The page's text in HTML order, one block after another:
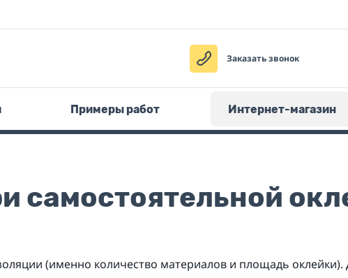
Заказать звонок
Примеры работ Интернет-магазин
самостоятельной
(именно количество материалов и площадь